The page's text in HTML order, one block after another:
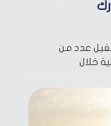
عدد من
خلال